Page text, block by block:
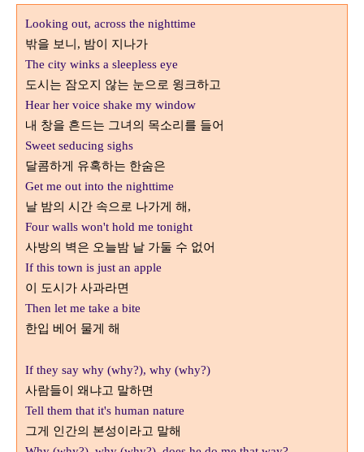
Looking out, across the nighttime
밖을 보니, 밤이 지나가
The city winks a sleepless eye
도시는 잠오지 않는 눈으로 윙크하고
Hear her voice shake my window
내 창을 흔드는 그녀의 목소리를 들어
Sweet seducing sighs
달콤하게 유혹하는 한숨은
Get me out into the nighttime
날 밤의 시간 속으로 나가게 해,
Four walls won't hold me tonight
사방의 벽은 오늘밤 날 가둘 수 없어
If this town is just an apple
이 도시가 사과라면
Then let me take a bite
한입 베어 물게 해
If they say why (why?), why (why?)
사람들이 왜냐고 말하면
Tell them that it's human nature
그게 인간의 본성이라고 말해